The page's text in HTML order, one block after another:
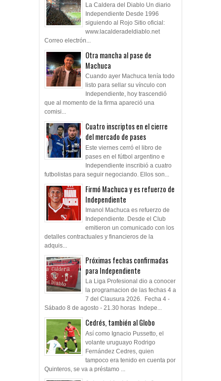
La Caldera del Diablo Un diario
Independiente Desde 1996
siguiendo al Rojo Sitio oficial:
www.lacalderadeldiablo.net
Correo electrón...
Otra mancha al pase de
Machuca
Cuando ayer Machuca tenía todo
listo para sellar su vínculo con
Independiente, hoy trascendió
que al momento de la firma apareció una
comisi...
Cuatro inscriptos en el cierre
del mercado de pases
Este viernes cerró el libro de
pases en el fútbol argentino e
Independiente inscribió a cuatro
futbolistas para seguir negociando. Ellos son...
Firmó Machuca y es refuerzo de
Independiente
Imanol Machuca es refuerzo de
Independiente. Desde el Club
emitieron un comunicado con los
detalles contractuales y financieros de la
adquis...
Próximas fechas confirmadas
para Independiente
La Liga Profesional dio a conocer
la programacion de las fechas 4 a
7 del Clausura 2026. Fecha 4 -
Sábado 8 de agosto - 21.30 horas Indepe...
Cedrés, también al Globo
Así como Ignacio Pussetto, el
volante uruguayo Rodrigo
Fernández Cedres, quien
tampoco era tenido en cuenta por
Quinteros, se va a préstamo ...